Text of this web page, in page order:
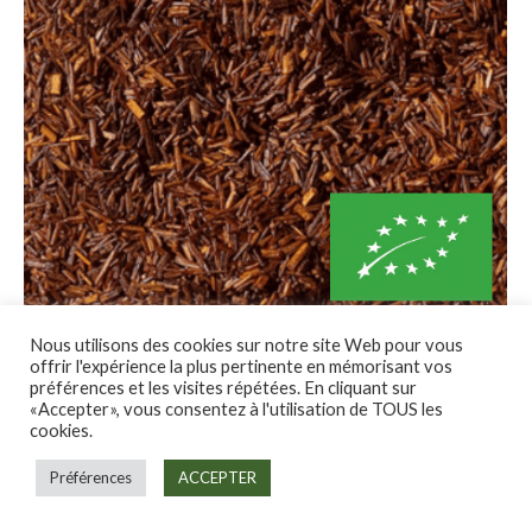
sur
la
page
du
produit
Rooibos Bio
3.80€ – 13.20 €Plage
de
prix :
Nous utilisons des cookies sur notre site Web pour vous
offrir l'expérience la plus pertinente en mémorisant vos
préférences et les visites répétées. En cliquant sur
«Accepter», vous consentez à l'utilisation de TOUS les
cookies.
Préférences ACCEPTER